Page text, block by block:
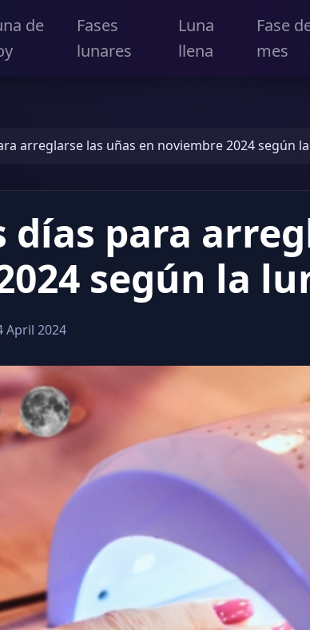
de
Fases
lunares
Luna
llena
Fase
mes
arreglarse las uñas en noviembre 2024 según
días para
según la
April 2024